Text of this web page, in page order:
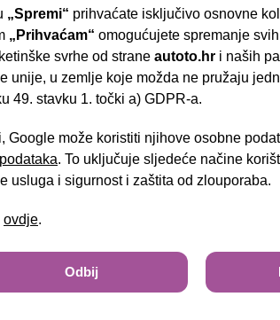
svjetlo
sjedala
staklo
kožni upravljač
bluetooth sustav
sustav
„Spremi“ prihvaćate isključivo osnovne
„Prihvaćam“ omogućujete spremanje
svrhe od strane autoto.hr i naših
unije, u zemlje koje možda ne pružaju
49. stavku 1. točki a) GDPR-a.
Google može koristiti njihove osobne
. To uključuje sljedeće načine
usluga i sigurnost i zaštita od zlouporaba.
ovdje.
Odbij